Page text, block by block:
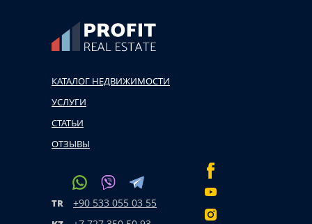
КАТАЛОГ НЕДВИЖИМОСТИ
УСЛУГИ
СТАТЬИ
ОТЗЫВЫ
TR +90 533 055 03 55